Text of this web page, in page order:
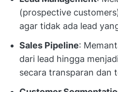
(prospective
agar tidak ada lead
Sales Pipeline:
dari lead hingga
secara transparan dan